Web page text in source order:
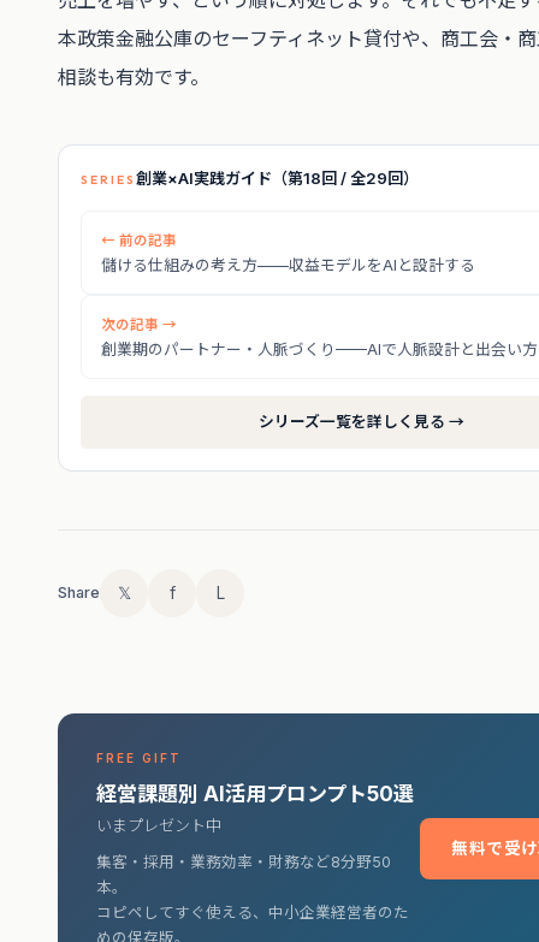
本政策金融公庫のセーフティネット貸付や、商工会・
相談も有効です。
SERIES 創業×AI実践ガイド（第18回 / 全29回）
← 前の記事
儲ける仕組みの考え方——収益モデルをAIと設計する
次の記事 →
創業期のパートナー・人脈づくり——AIで人脈設計と出会い
シリーズ一覧を詳しく見る →
Share 𝕏 f L
FREE GIFT
経営課題別 AI活用プロンプト50選
いまプレゼント中
集客・採用・業務効率・財務など8分野50
本。
コピペしてすぐ使える、中小企業経営者のた
めの保存版。
無料で受